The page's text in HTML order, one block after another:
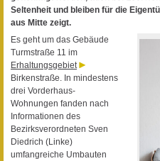
Seltenheit und bleiben für die
aus Mitte zeigt.
Es geht um das Gebäude
Turmstraße 11 im
Erhaltungsgebiet
Birkenstraße. In mindestens
drei Vorderhaus-
Wohnungen fanden nach
Informationen des
Bezirksverordneten Sven
Diedrich (Linke)
umfangreiche Umbauten